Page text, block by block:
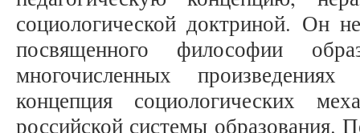
социологической доктриной. Он
посвященного философии
многочисленных произведениях
концепция социологических
российской системы образования.